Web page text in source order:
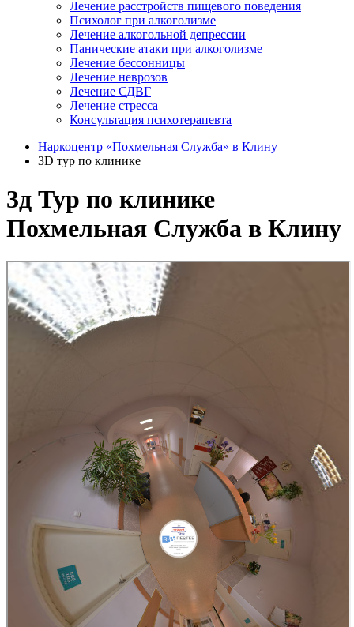
Лечение расстройств пищевого поведения
Психолог при алкоголизме
Лечение алкогольной депрессии
Панические атаки при алкоголизме
Лечение бессонницы
Лечение неврозов
Лечение СДВГ
Лечение стресса
Консультация психотерапевта
Наркоцентр «Похмельная Служба» в Клину
3D тур по клинике
3д Тур по клинике
Похмельная Служба в Клину